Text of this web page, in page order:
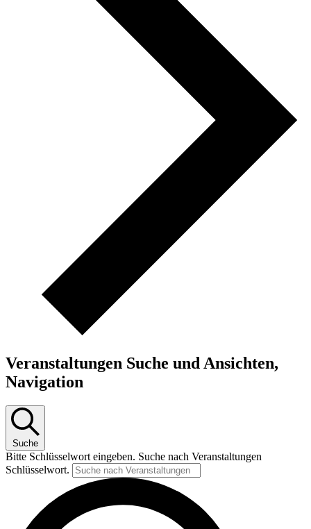
Veranstaltungen Suche und Ansichten,
Navigation
Suche
Bitte Schlüsselwort eingeben. Suche nach Veranstaltungen
Schlüsselwort.